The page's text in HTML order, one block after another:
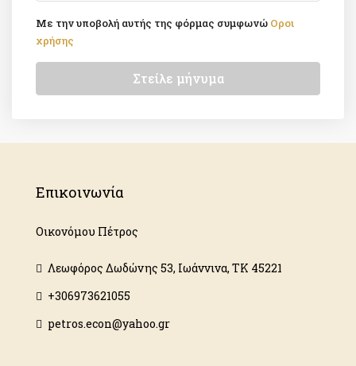
Με την υποβολή αυτής της φόρμας συμφωνώ Οροι
χρήσης
Στείλε μήνυμα
Επικοινωνία
Οικονόμου Πέτρος
Λεωφόρος Δωδώνης 53, Ιωάννινα, ΤΚ 45221
+306973621055
petros.econ@yahoo.gr